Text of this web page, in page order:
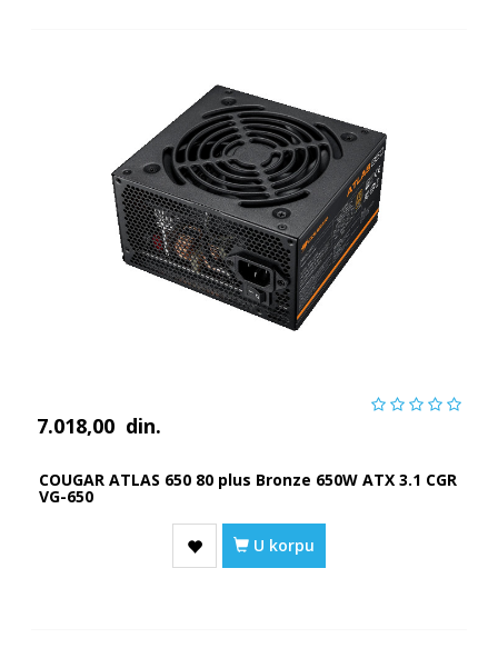
7.018,00 din.
COUGAR ATLAS 650 80 plus Bronze 650W ATX 3.1 CGR
VG-650
U korpu